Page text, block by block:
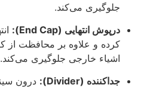
جلوگیری می‌کند.
درپوش انتهایی (End Cap):
کرده و علاوه بر محافظت از
اشیاء خارجی جلوگیری می‌کند.
جداکننده (Divider):
درون